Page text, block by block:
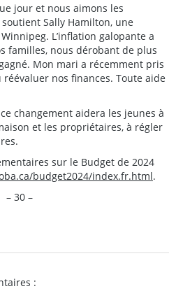
jour et nous aimons les
Sally Hamilton, une
L’inflation galopante a
familles, nous dérobant de plus
Mon mari a récemment pris
nos finances. Toute aide
changement aidera les jeunes à
et les propriétaires, à régler
sur le Budget de 2024
budget2024/index.fr.html.
– 30 –
: